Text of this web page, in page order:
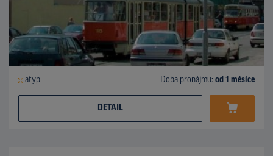
atyp Doba pronájmu: od 1 měsíce
DETAIL